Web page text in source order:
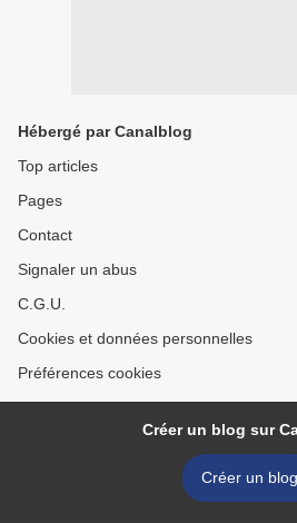
Hébergé par Canalblog
Top articles
Pages
Contact
Signaler un abus
C.G.U.
Cookies et données personnelles
Préférences cookies
Créer un blog sur
Créer un blog